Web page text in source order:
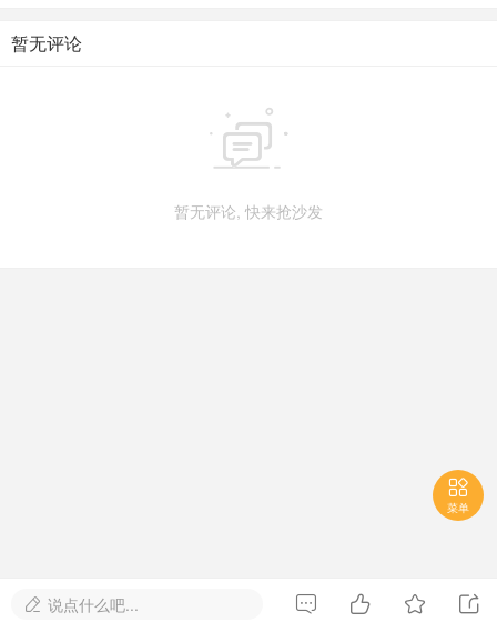
暂无评论

暂无评论, 快来抢沙发

菜单
 说点什么吧...    